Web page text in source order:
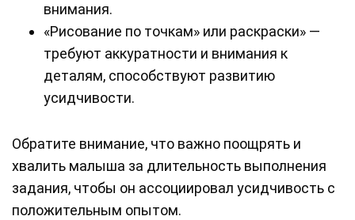
внимания.
«Рисование по точкам» или раскраски» —
требуют аккуратности и внимания к
деталям, способствуют развитию
усидчивости.
Обратите внимание, что важно поощрять и
хвалить малыша за длительность выполнения
задания, чтобы он ассоциировал усидчивость с
положительным опытом.